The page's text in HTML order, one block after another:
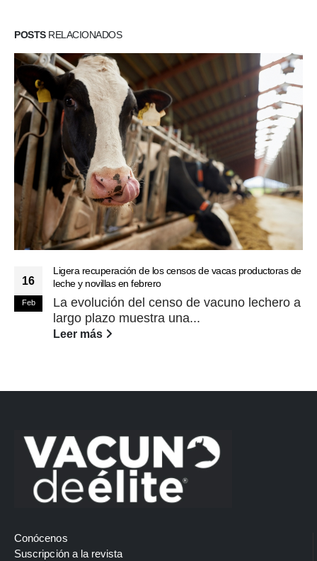
POSTSRELACIONADOS
16
Feb
Ligera recuperación de los censos de vacas productoras de
leche y novillas en febrero
La evolución del censo de vacuno lechero a
largo plazo muestra una...
Leer más
Conócenos
Suscripción a la revista